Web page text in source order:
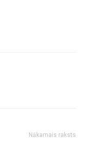
Nākamais raksts